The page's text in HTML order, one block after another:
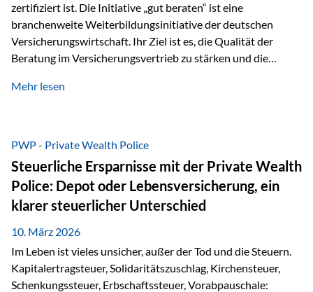
zertifiziert ist. Die Initiative „gut beraten“ ist eine
branchenweite Weiterbildungsinitiative der deutschen
Versicherungswirtschaft. Ihr Ziel ist es, die Qualität der
Beratung im Versicherungsvertrieb zu stärken und die
Personen transparent zu dokumentieren. Seit der
Stunden pro Jahr für vertrieblich tätige Personen in der
Versicherungsbranche. Über die Weiterbildungsdatenbank
von „gut beraten“ können absolvierte Bildungsmaßnahmen
zentral erfasst und dokumentiert werden. „gut beraten“
zertifiziert Als zertifizierter Bildungsanbieter können unsere
Webinare nun für die…
Mehr lesen
PWP - Private Wealth Police
Steuerliche Ersparnisse mit der Private Wealth
Police: Depot oder Lebensversicherung, ein
klarer steuerlicher Unterschied
10. März 2026
Im Leben ist vieles unsicher, außer der Tod und die Steuern.
Kapitalertragsteuer, Solidaritätszuschlag, Kirchensteuer,
Schenkungssteuer, Erbschaftssteuer, Vorabpauschale: